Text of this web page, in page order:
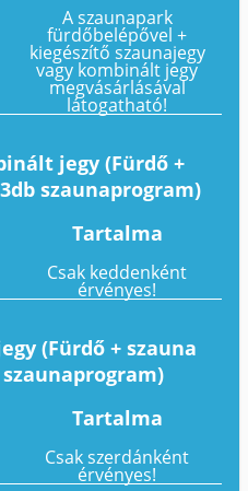
A szaunapark
fürdőbelépővel +
kiegészítő szaunajegy
vagy kombinált jegy
megvásárlásával
látogatható!
jegy (Fürdő +
szaunaprogram)
Tartalma
Csak keddenként
érvényes!
(Fürdő + szauna
Tartalma
Csak szerdánként
érvényes!